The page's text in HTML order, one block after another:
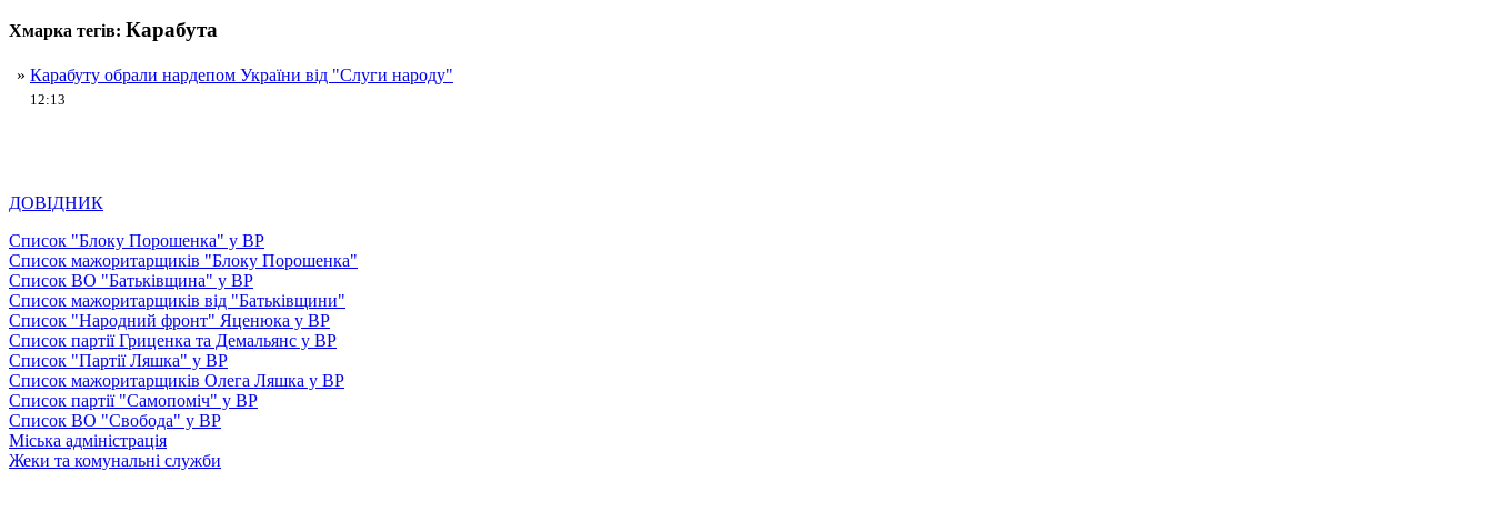
Хмарка тегів: Карабута
» Карабуту обрали нардепом України від "Слуги народу"
12:13
ДОВІДНИК
Список "Блоку Порошенка" у ВР
Список мажоритарщиків "Блоку Порошенка"
Список ВО "Батьківщина" у ВР
Список мажоритарщиків від "Батьківщини"
Список "Народний фронт" Яценюка у ВР
Список партії Гриценка та Демальянс у ВР
Список "Партії Ляшка" у ВР
Список мажоритарщиків Олега Ляшка у ВР
Список партії "Самопоміч" у ВР
Список ВО "Свобода" у ВР
Міська адміністрація
Жеки та комунальні служби